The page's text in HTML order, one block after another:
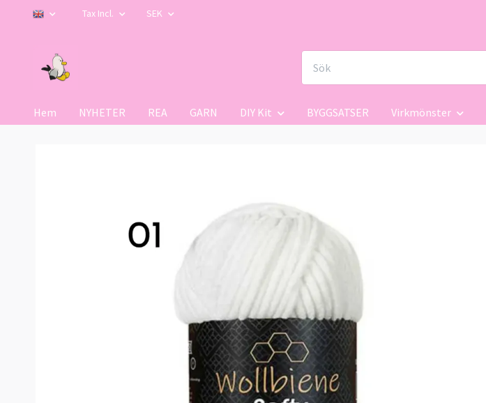
Tax Incl. SEK
Hem NYHETER REA GARN DIY Kit BYGGSATSER Virkmönster